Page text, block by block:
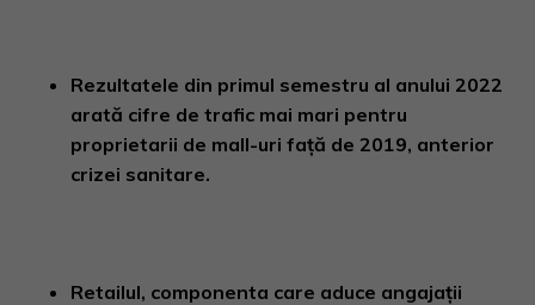
Rezultatele din primul semestru al anului 2022
arată cifre de trafic mai mari pentru
proprietarii de mall-uri față de 2019, anterior
crizei sanitare.
Retailul, componenta care aduce angajații